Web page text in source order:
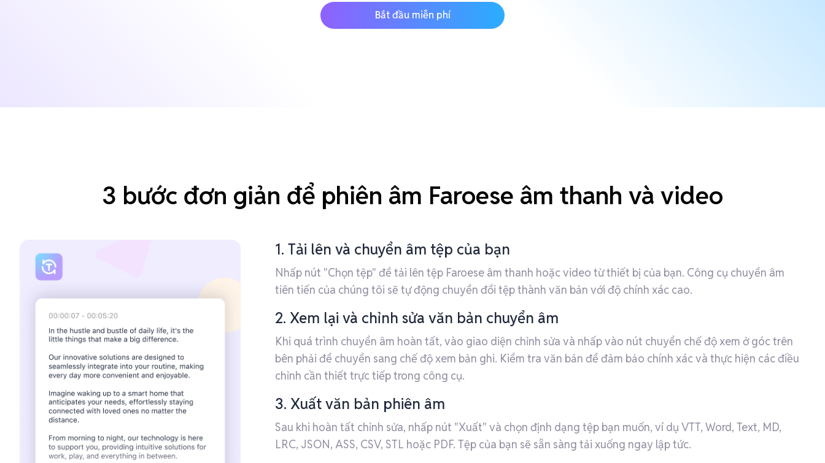
Bắt đầu miễn phí
3 bước đơn giản để phiên âm Faroese âm thanh và video
1. Tải lên và chuyển âm tệp của bạn
Nhấp nút "Chọn tệp" để tải lên tệp Faroese âm thanh hoặc video từ thiết bị của bạn. Công cụ chuyển âm
tiên tiến của chúng tôi sẽ tự động chuyển đổi tệp thành văn bản với độ chính xác cao.
2. Xem lại và chỉnh sửa văn bản chuyển âm
Khi quá trình chuyển âm hoàn tất, vào giao diện chỉnh sửa và nhấp vào nút chuyển chế độ xem ở góc trên
bên phải để chuyển sang chế độ xem bản ghi. Kiểm tra văn bản để đảm bảo chính xác và thực hiện các điều
chỉnh cần thiết trực tiếp trong công cụ.
3. Xuất văn bản phiên âm
Sau khi hoàn tất chỉnh sửa, nhấp nút "Xuất" và chọn định dạng tệp bạn muốn, ví dụ VTT, Word, Text, MD,
LRC, JSON, ASS, CSV, STL hoặc PDF. Tệp của bạn sẽ sẵn sàng tải xuống ngay lập tức.